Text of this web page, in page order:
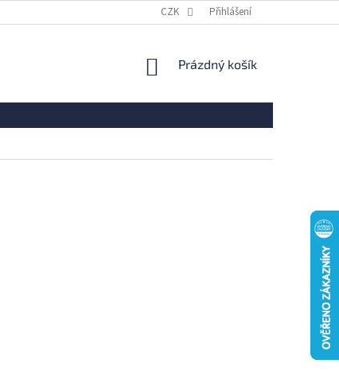
REKLAMACE VRÁCENÍ ZBOŽÍ
CZK Přihlášení
NÁKUPNÍ
Prázdný košík